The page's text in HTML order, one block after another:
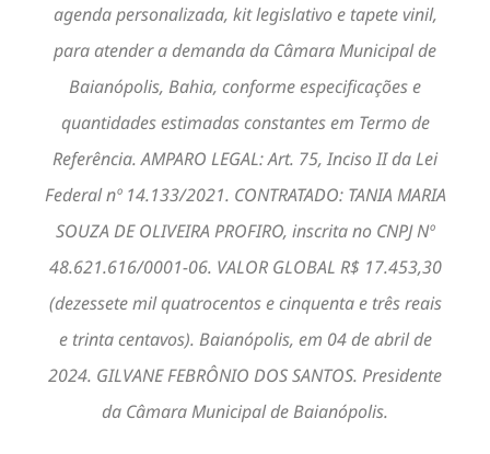
agenda personalizada, kit legislativo e tapete vinil,
para atender a demanda da Câmara Municipal de
Baianópolis, Bahia, conforme especificações e
quantidades estimadas constantes em Termo de
Referência. AMPARO LEGAL: Art. 75, Inciso II da Lei
Federal nº 14.133/2021. CONTRATADO: TANIA MARIA
SOUZA DE OLIVEIRA PROFIRO, inscrita no CNPJ Nº
48.621.616/0001-06. VALOR GLOBAL R$ 17.453,30
(dezessete mil quatrocentos e cinquenta e três reais
e trinta centavos). Baianópolis, em 04 de abril de
2024. GILVANE FEBRÔNIO DOS SANTOS. Presidente
da Câmara Municipal de Baianópolis.